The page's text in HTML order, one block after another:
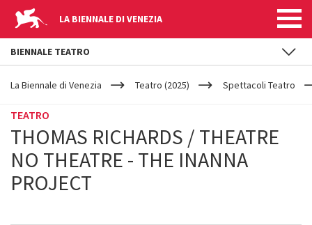
LA BIENNALE DI VENEZIA
YOUR
ARE
La Biennale di Venezia Teatro (2025) Spettacoli Teatro
TEATRO
THOMAS RICHARDS / THEATRE
NO THEATRE - THE INANNA
PROJECT
BIENNALE TEATRO